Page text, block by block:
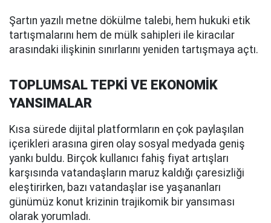
Şartın yazılı metne dökülme talebi, hem hukuki etik
tartışmalarını hem de mülk sahipleri ile kiracılar
arasındaki ilişkinin sınırlarını yeniden tartışmaya açtı.
TOPLUMSAL TEPKİ VE EKONOMİK
YANSIMALAR
Kısa sürede dijital platformların en çok paylaşılan
içerikleri arasına giren olay sosyal medyada geniş
yankı buldu. Birçok kullanıcı fahiş fiyat artışları
karşısında vatandaşların maruz kaldığı çaresizliği
eleştirirken, bazı vatandaşlar ise yaşananları
günümüz konut krizinin trajikomik bir yansıması
olarak yorumladı.